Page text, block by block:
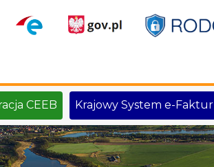
CEEB Krajowy System e-Faktur